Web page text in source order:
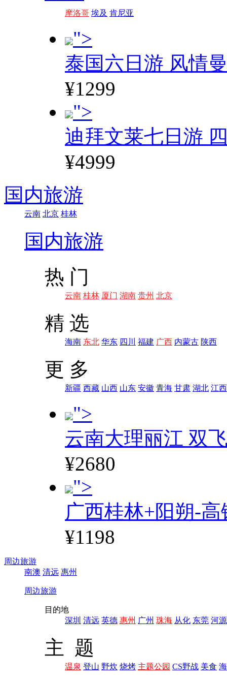
摩洛哥 埃及 肯尼亚
">
泰国六日游 风情
¥1299
">
迪拜文莱七日游
¥4999
国内旅游
云南 北京 桂林
国内旅游
热 门
云南 桂林 厦门 湖南 贵州 北京
精 选
海南 东北 华东 四川 福建 广西 内蒙古 陕西
更 多
新疆 西藏 山西 山东 安徽 青海 甘肃 湖北 江西
">
云南大理丽江 双
¥2680
">
广西桂林+阳朔-高
¥1198
周边旅游
南澳 清远 惠州
周边旅游
目的地
深圳 清远 英德 惠州 广州 珠海 从化 东莞 河源
主 题
温泉 登山 野炊 烧烤 主题公园 CS野战 美食